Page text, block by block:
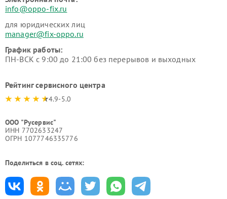
info@oppo-fix.ru
для юридических лиц
manager@fix-oppo.ru
График работы:
ПН-ВСК с 9:00 до 21:00 без перерывов и выходных
Рейтинг сервисного центра
4.9-5.0
ООО "Русервис"
ИНН 7702633247
ОГРН 1077746335776
Поделиться в соц. сетях: